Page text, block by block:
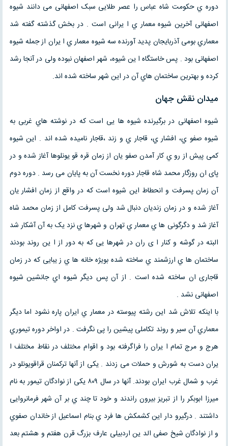
دوره ي حکومت شاه عباس را عصر طلایی سبک اصفهانی می دانند شیوه
اصفهانی آخرین شیوه معمار ي ا یرانی است . در بخش گذشته گفته شد
معماري بومی آذربایجان پدید آورنده سه شیوه معمار ي ا یران از جمله شیوه
اصفهانی بود . پس خاستگاه ا ین شیوه، شهر اصفهان نبوده ولی در آنجا رشد
کرده و بهترین ساختمان هاي آن در این شهر ساخته شده اند.
میدان نقش جهان
شیوه اصفهانی در برگیرنده شیوه ها یی است که در نوشته هاي غربی به
شیوه صفو ي، افشار ي، قاجار ي و زند ،قاجار نامیده شده اند . این شیوه
کمی پیش از رو ي کار آمدن صفو یان از زمان قره قو یونلوها آغاز شده و در
پای ان روزگار محمد شاه قاجار دوره نخست آن به پایان می رسد . دوره دوم
آن زمان پسرفت و انحطاط این شیوه است که در واقع از زمان افشار یان
آغاز شده و در زمان زندیان دنبال شد ولی پسرفت کامل از زمان محمد شاه
آغاز شد و دگرگونی ها ي معمار ي تهران و شهرها ي نزد یک به آن آشکار شد
البته در گوشه و کنار ا ی ران در شهرها یی که به دور از ا ین روند بودند
ساختمان ها ي ارزشمند ي ساخته شده بویژه خانه ها ي ز یبایی که در زمان
قاجاری ان ساخته شده است . از آن پس دیگر شیوه اي جانشین شیوه
اصفهانی نشد .
با اینکه تلاش شد این رشته پیوسته در معمار ي ایران پاره نشود اما دیگر
معماري آن سیر و روند تکاملی پیشین را پی نگرفت . در اواخر دوره تیموري
هرج و مرج تمام ا یران را فراگرفته بود و اقوام مختلف در نقاط مختلف ا
یران دست به شورش و حملات می زدند . یکی از آنها ترکمنان قراقویونلو در
غرب و شمال غرب ایران بودند. آنها در سال ۸۰۹ یکی از نوادگان تیمور به نام
میرزا ابوبکر را از تبریز بیرون راندند و خود تا چند ي بر آن شهر فرمانروایی
داشتند . درگیرو دار این کشمکش ها فرد ي بنام اسماعیل از خاندان صفوي
و از نوادگان شیخ صفی الد ین اردبیلی عارف بزرگ قرن هفتم و هشتم بعد